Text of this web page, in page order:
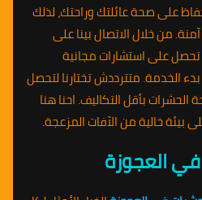
على صحة عائلتك وراحتك، لذلك
من خلال الاتصال بينا على
هتقدر تحصل على استشارات مجانية
الخدمة. متترددش تختارنا لتحصل
بأقل التكاليف. احنا هنا
خالية من الآفات المزعجة.
العجوزة